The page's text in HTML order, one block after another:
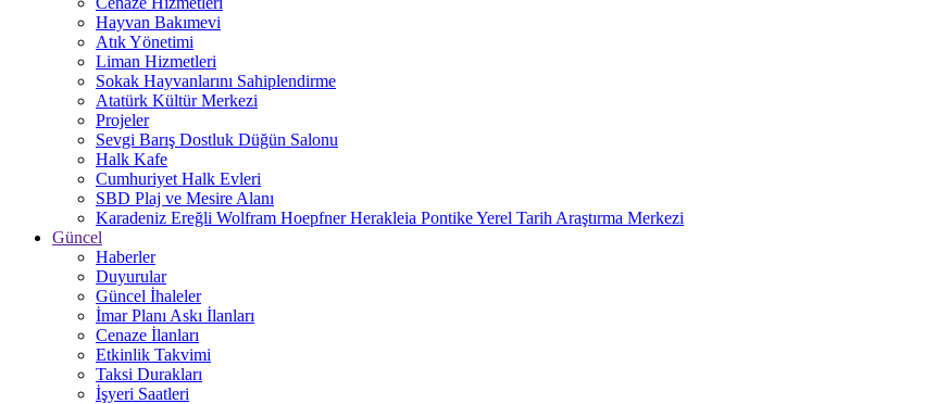
Hayvan Bakımevi
Atık Yönetimi
Liman Hizmetleri
Sokak Hayvanlarını Sahiplendirme
Atatürk Kültür Merkezi
Projeler
Sevgi Barış Dostluk Düğün Salonu
Halk Kafe
Cumhuriyet Halk Evleri
SBD Plaj ve Mesire Alanı
Karadeniz Ereğli Wolfram Hoepfner Herakleia Pontike Yerel Tarih Araştırma Merkezi
Güncel
Haberler
Duyurular
Güncel İhaleler
İmar Planı Askı İlanları
Cenaze İlanları
Etkinlik Takvimi
Taksi Durakları
İşyeri Saatleri